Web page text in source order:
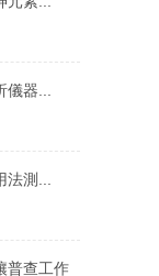
器...
測...
普查工作